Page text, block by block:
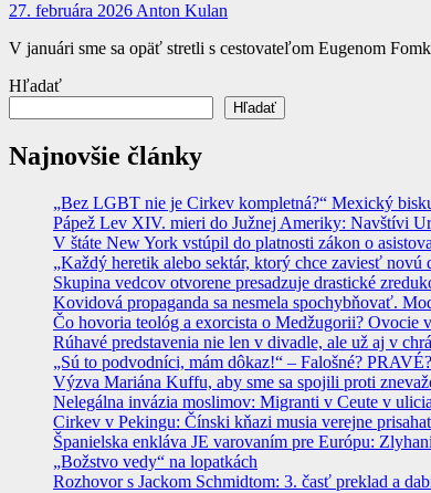
27. februára 2026Anton Kulan
V januári sme sa opäť stretli s cestovateľom Eugenom
Hľadať
Hľadať
Najnovšie články
„Bez LGBT nie je Cirkev kompletná?“ Mexický
Pápež Lev XIV. mieri do Južnej Ameriky: Navštívi
V štáte New York vstúpil do platnosti zákon o
„Každý heretik alebo sektár, ktorý chce zaviesť
Skupina vedcov otvorene presadzuje drastické
Kovidová propaganda sa nesmela spochybňovať.
Čo hovoria teológ a exorcista o Medžugorii? Ovocie
Rúhavé predstavenia nie len v divadle, ale už aj v
„Sú to podvodníci, mám dôkaz!“ – Falošné?
Výzva Mariána Kuffu, aby sme sa spojili proti
Nelegálna invázia moslimov: Migranti v Ceute v
Cirkev v Pekingu: Čínski kňazi musia verejne
Španielska enkláva JE varovaním pre Európu:
„Božstvo vedy“ na lopatkách
Rozhovor s Jackom Schmidtom: 3. časť preklad a